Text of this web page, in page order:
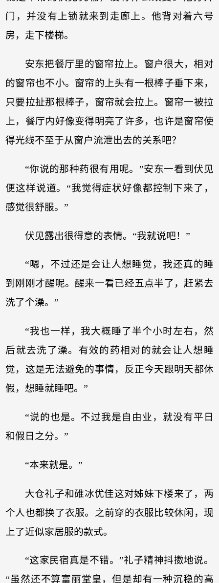
门，并没有上锁就来到走廊上。他背对着六号
房，走下楼梯。
安东把餐厅里的窗帘拉上。窗户很大，相对
的窗帘也不小。窗帘的上头有一根棒子垂下来，
只要拉扯那根棒子，窗帘就会拉上。窗帘一被拉
上，餐厅内好像变得明亮了许多，也许是窗帘使
得光线不至于从窗户流泄出去的关系吧？
“你说的那种药很有用呢。”安东一看到伏见
便这样说道。“我觉得症状好像都控制下来了，
感觉很舒服。”
伏见露出很得意的表情。“我就说吧！”
“嗯，不过还是会让人想睡觉，我还真的睡
到刚刚才醒呢。醒来一看已经五点半了，赶紧去
洗了个澡。”
“我也一样，我大概睡了半个小时左右，然
后就去洗了澡。有效的药相对的就会让人想睡
觉，这是无法避免的事情，反正今天跟明天都休
假，想睡就睡吧。”
“说的也是。不过我是自由业，就没有平日
和假日之分。”
“本来就是。”
大仓礼子和碓冰优佳这对姊妹下楼来了，两
个人也都换了衣服。之前穿的衣服比较休闲，现
上了近似家居服的款式。
“这家民宿真是不错。”礼子精神抖擞地说。
“虽然还不算富丽堂皇，但是却有一种沉稳的高